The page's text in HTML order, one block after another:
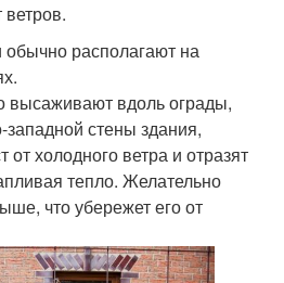
располагают на
высаживают вдоль ограды,
стены здания,
от холодного ветра и отразят
тепло. Желательно
что убережет его от